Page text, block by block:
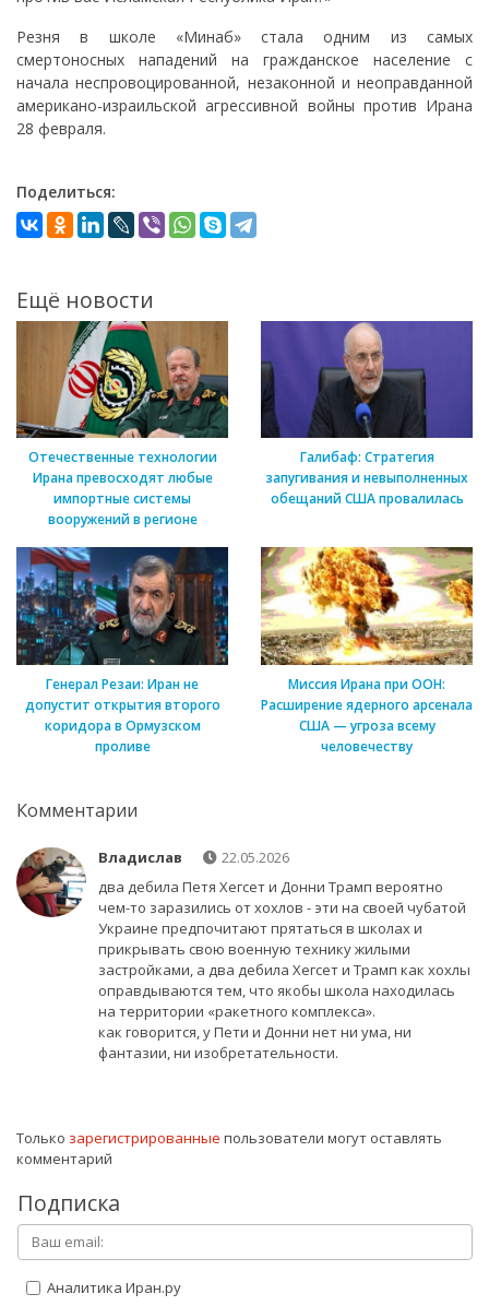
Резня в школе «Минаб» стала одним из самых
смертоносных нападений на гражданское население с
начала неспровоцированной, незаконной и неоправданной
американо-израильской агрессивной войны против Ирана
28 февраля.
Поделиться:
Ещё новости
Отечественные технологии
Ирана превосходят любые
импортные системы
вооружений в регионе
Галибаф: Стратегия
запугивания и невыполненных
обещаний США провалилась
Генерал Резаи: Иран не
допустит открытия второго
коридора в Ормузском
проливе
Миссия Ирана при ООН:
Расширение ядерного арсенала
США — угроза всему
человечеству
Комментарии
Владислав
22.05.2026
два дебила Петя Хегсет и Донни Трамп вероятно
чем-то заразились от хохлов - эти на своей чубатой
Украине предпочитают прятаться в школах и
прикрывать свою военную технику жилыми
застройками, а два дебила Хегсет и Трамп как хохлы
оправдываются тем, что якобы школа находилась
на территории «ракетного комплекса».
как говорится, у Пети и Донни нет ни ума, ни
фантазии, ни изобретательности.
Только зарегистрированные пользователи могут оставлять
комментарий
Подписка
Аналитика Иран.ру